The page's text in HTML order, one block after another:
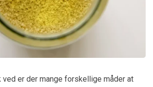
ved er der mange forskellige måder at